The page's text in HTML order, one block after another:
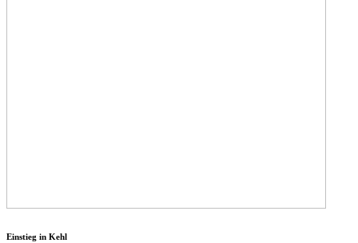
Einstieg in Kehl